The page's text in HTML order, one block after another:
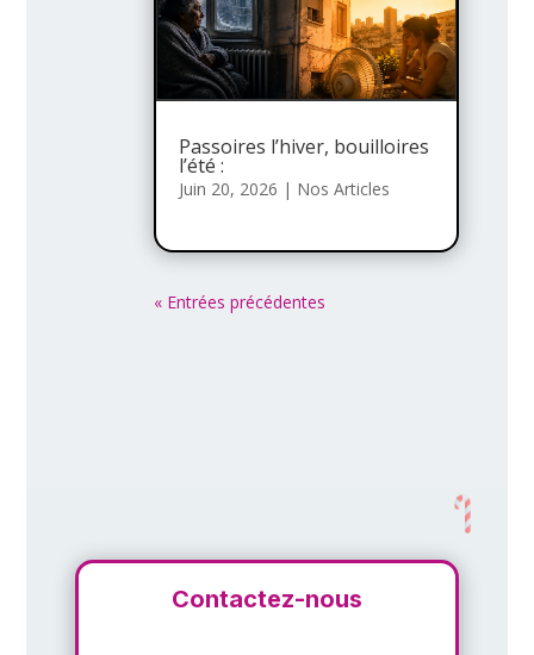
Passoires l’hiver, bouilloires
l’été :
Juin 20, 2026 | Nos Articles
« Entrées précédentes
Contactez-nous